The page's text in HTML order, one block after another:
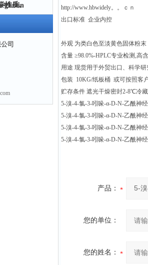
性质。
61-6“
司
http://www.hbwidely。。ｃｎ
出口标准 企业内控
外观 为类白色至淡黄色固体粉末
含量 ≥98.0%-HPLC专业检测,高
用途 现货用于外贸出口、科学
包装 10KG/纸板桶 或可按照客
贮存条件 遮光干燥密封2-8℃冷
5-溴-4-氯-3-吲哚-α-D-N-乙酰神
5-溴-4-氯-3-吲哚-α-D-N-乙酰神
5-溴-4-氯-3-吲哚-α-D-N-乙酰神
5-溴-4-氯-3-吲哚-α-D-N-乙酰神
产品：
您的单位：
您的姓名：